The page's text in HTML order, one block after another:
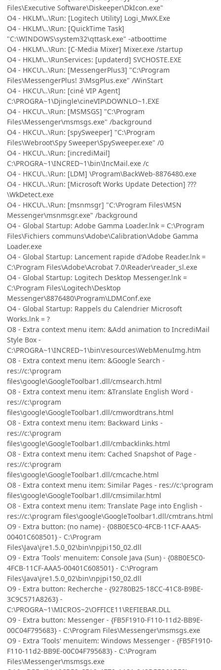
Files\Executive Software\Diskeeper\DkIcon.exe"
O4 - HKLM\..\Run: [Logitech Utility] Logi_MwX.Exe
O4 - HKLM\..\Run: [QuickTime Task]
"C:\WINDOWS\system32\qttask.exe" -atboottime
O4 - HKLM\..\Run: [C-Media Mixer] Mixer.exe /startup
O4 - HKLM\..\RunServices: [updaterd] SVCHOSTE.EXE
O4 - HKCU\..\Run: [MessengerPlus3] "C:\Program
Files\MessengerPlus! 3\MsgPlus.exe" /WinStart
O4 - HKCU\..\Run: [ciné VIP Agent]
C:\PROGRA~1\Djingle\cineVIP\DOWNLO~1.EXE
O4 - HKCU\..\Run: [MSMSGS] "C:\Program
Files\Messenger\msmsgs.exe" /background
O4 - HKCU\..\Run: [spySweeper] "C:\Program
Files\Webroot\Spy Sweeper\SpySweeper.exe" /0
O4 - HKCU\..\Run: [incrediMail]
C:\PROGRA~1\INCRED~1\bin\IncMail.exe /c
O4 - HKCU\..\Run: [LDM] \Program\BackWeb-8876480.exe
O4 - HKCU\..\Run: [Microsoft Works Update Detection] ???
\WkDetect.exe
O4 - HKCU\..\Run: [msnmsgr] "C:\Program Files\MSN
Messenger\msnmsgr.exe" /background
O4 - Global Startup: Adobe Gamma Loader.lnk = C:\Program
Files\Fichiers communs\Adobe\Calibration\Adobe Gamma
Loader.exe
O4 - Global Startup: Lancement rapide d'Adobe Reader.lnk =
C:\Program Files\Adobe\Acrobat 7.0\Reader\reader_sl.exe
O4 - Global Startup: Logitech Desktop Messenger.lnk =
C:\Program Files\Logitech\Desktop
Messenger\8876480\Program\LDMConf.exe
O4 - Global Startup: Rappels du Calendrier Microsoft
Works.lnk = ?
O8 - Extra context menu item: &Add animation to IncrediMail
Style Box -
C:\PROGRA~1\INCRED~1\bin\resources\WebMenuImg.htm
O8 - Extra context menu item: &Google Search -
res://c:\program
files\google\GoogleToolbar1.dll/cmsearch.html
O8 - Extra context menu item: &Translate English Word -
res://c:\program
files\google\GoogleToolbar1.dll/cmwordtrans.html
O8 - Extra context menu item: Backward Links -
res://c:\program
files\google\GoogleToolbar1.dll/cmbacklinks.html
O8 - Extra context menu item: Cached Snapshot of Page -
res://c:\program
files\google\GoogleToolbar1.dll/cmcache.html
O8 - Extra context menu item: Similar Pages - res://c:\program
files\google\GoogleToolbar1.dll/cmsimilar.html
O8 - Extra context menu item: Translate Page into English -
res://c:\program files\google\GoogleToolbar1.dll/cmtrans.html
O9 - Extra button: (no name) - {08B0E5C0-4FCB-11CF-AAA5-
00401C608501} - C:\Program
Files\Java\jre1.5.0_02\bin\npjpi150_02.dll
O9 - Extra 'Tools' menuitem: Console Java (Sun) - {08B0E5C0-
4FCB-11CF-AAA5-00401C608501} - C:\Program
Files\Java\jre1.5.0_02\bin\npjpi150_02.dll
O9 - Extra button: Recherche - {92780B25-18CC-41C8-B9BE-
3C9C571A8263} -
C:\PROGRA~1\MICROS~2\OFFICE11\REFIEBAR.DLL
O9 - Extra button: Messenger - {FB5F1910-F110-11d2-BB9E-
00C04F795683} - C:\Program Files\Messenger\msmsgs.exe
O9 - Extra 'Tools' menuitem: Windows Messenger - {FB5F1910-
F110-11d2-BB9E-00C04F795683} - C:\Program
Files\Messenger\msmsgs.exe